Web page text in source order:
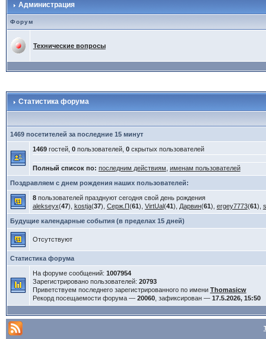
Администрация
Форум
Технические вопросы
Статистика форума
1469 посетителей за последние 15 минут
1469гостей, 0пользователей, 0скрытых пользователей
Полный список по: последним действиям именам пользователей
Поздравляем с днем рождения наших пользователей:
8пользователей празднуют сегодня свой день рождения
alekseyx(47), kostja(37), Серж.П(61), VirtUal(41), Дарвин(61), ergey7773(61),
Будущие календарные события (в пределах 15 дней)
Отсутствуют
Статистика форума
На форуме сообщений: 1007954
Зарегистрировано пользователей: 20793
Приветствуем последнего зарегистрированного по имени Thomasicw
Рекорд посещаемости форума — 20060, зафиксирован — 17.5.2026, 15:50